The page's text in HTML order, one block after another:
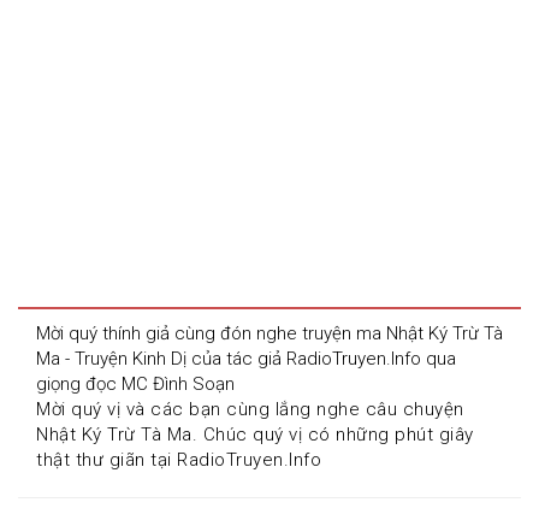
Mời quý thính giả cùng đón nghe truyện ma Nhật Ký Trừ Tà
Ma - Truyện Kinh Dị của tác giả RadioTruyen.Info qua
giọng đọc MC Đình Soạn
Mời quý vị và các bạn cùng lắng nghe câu chuyện
Nhật Ký Trừ Tà Ma. Chúc quý vị có những phút giây
thật thư giãn tại RadioTruyen.Info